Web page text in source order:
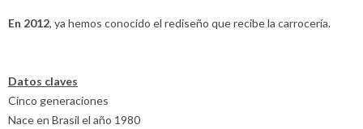
En 2012, ya hemos conocido el rediseño que recibe la carrocería.
Datos claves
Cinco generaciones
Nace en Brasil el año 1980